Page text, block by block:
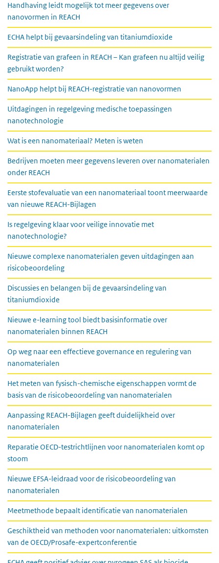
Handhaving leidt mogelijk tot meer gegevens over
nanovormen in REACH
ECHA helpt bij gevaarsindeling van titaniumdioxide
Registratie van grafeen in REACH – Kan grafeen nu altijd veilig
gebruikt worden?
NanoApp helpt bij REACH-registratie van nanovormen
Uitdagingen in regelgeving medische toepassingen
nanotechnologie
Wat is een nanomateriaal? Meten is weten
Bedrijven moeten meer gegevens leveren over nanomaterialen
onder REACH
Eerste stofevaluatie van een nanomateriaal toont meerwaarde
van nieuwe REACH-Bijlagen
Is regelgeving klaar voor veilige innovatie met
nanotechnologie?
Nieuwe complexe nanomaterialen geven uitdagingen aan
risicobeoordeling
Discussies en belangen bij de gevaarsindeling van
titaniumdioxide
Nieuwe e-learning tool biedt basisinformatie over
nanomaterialen binnen REACH
Op weg naar een effectieve governance en regulering van
nanomaterialen
Het meten van fysisch-chemische eigenschappen vormt de
basis van de risicobeoordeling van nanomaterialen
Aanpassing REACH-Bijlagen geeft duidelijkheid over
nanomaterialen
Reparatie OECD-testrichtlijnen voor nanomaterialen komt op
stoom
Nieuwe EFSA-leidraad voor de risicobeoordeling van
nanomaterialen
Meetmethode bepaalt identificatie van nanomaterialen
Geschiktheid van methoden voor nanomaterialen: uitkomsten
van de OECD/Prosafe-expertconferentie